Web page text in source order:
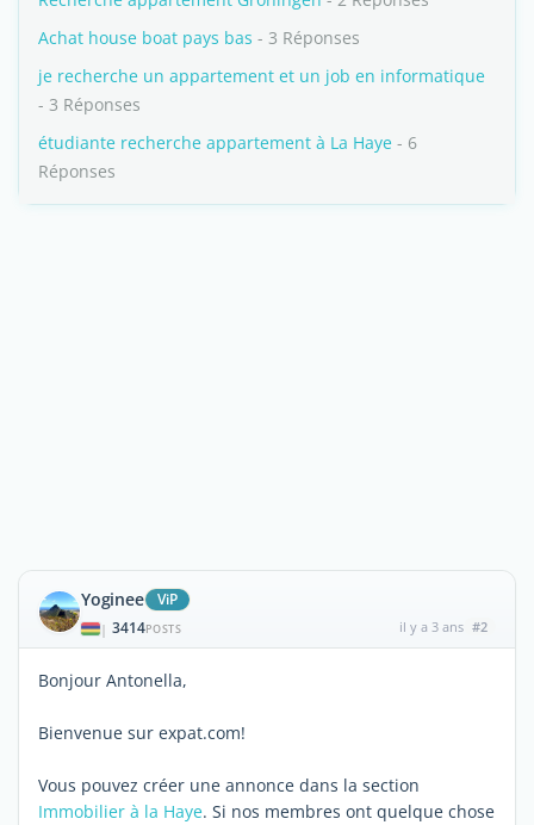
Achat house boat pays bas - 3 Réponses
je recherche un appartement et un job en informatique
- 3 Réponses
étudiante recherche appartement à La Haye - 6
Réponses
Yoginee ViP
| 3414POSTS il y a 3 ans #2
Bonjour Antonella,
Bienvenue sur expat.com!
Vous pouvez créer une annonce dans la section
Immobilier à la Haye. Si nos membres ont quelque chose